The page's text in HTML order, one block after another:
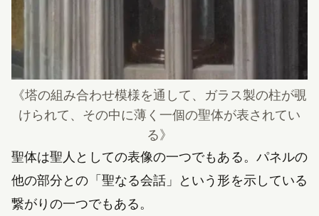
《塔の組み合わせ模様を通して、ガラス製の柱が覗
けられて、その中に薄く一個の聖体が表されてい
る》
聖体は聖人としての表像の一つでもある。パネルの
他の部分との「聖なる会話」という形を示している
繋がりの一つでもある。